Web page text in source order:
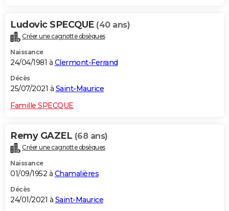
Ludovic SPECQUE (40 ans)
Créer une cagnotte obsèques
Naissance
24/04/1981 à Clermont-Ferrand
Décès
25/07/2021 à Saint-Maurice
Famille SPECQUE
Remy GAZEL (68 ans)
Créer une cagnotte obsèques
Naissance
01/09/1952 à Chamalières
Décès
24/01/2021 à Saint-Maurice